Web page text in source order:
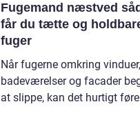
Fugemand næstved sådan
får du tætte og
fuger
Når fugerne omkring
badeværelser og facader
at slippe, kan det hurtigt